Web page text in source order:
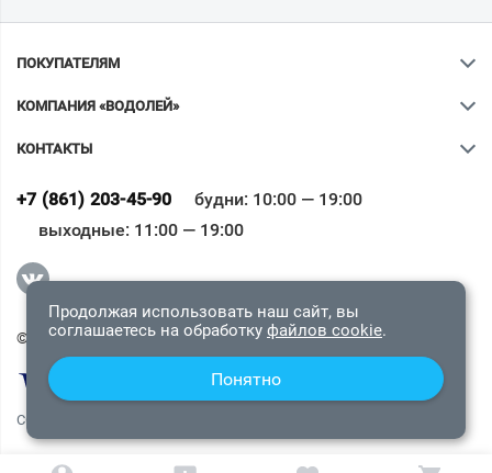
ПОКУПАТЕЛЯМ
КОМПАНИЯ «ВОДОЛЕЙ»
КОНТАКТЫ
+7 (861) 203-45-90
будни: 10:00 — 19:00
выходные: 11:00 — 19:00
© 2009-2026 «Водолей Онлайн». Все права защищены.
СОГЛАШЕНИЕ О КОНФИДЕНЦИАЛЬНОСТИ
Всё верно
Продолжая использовать наш сайт, вы
соглашаетесь на обработку файлов cookie.
Понятно